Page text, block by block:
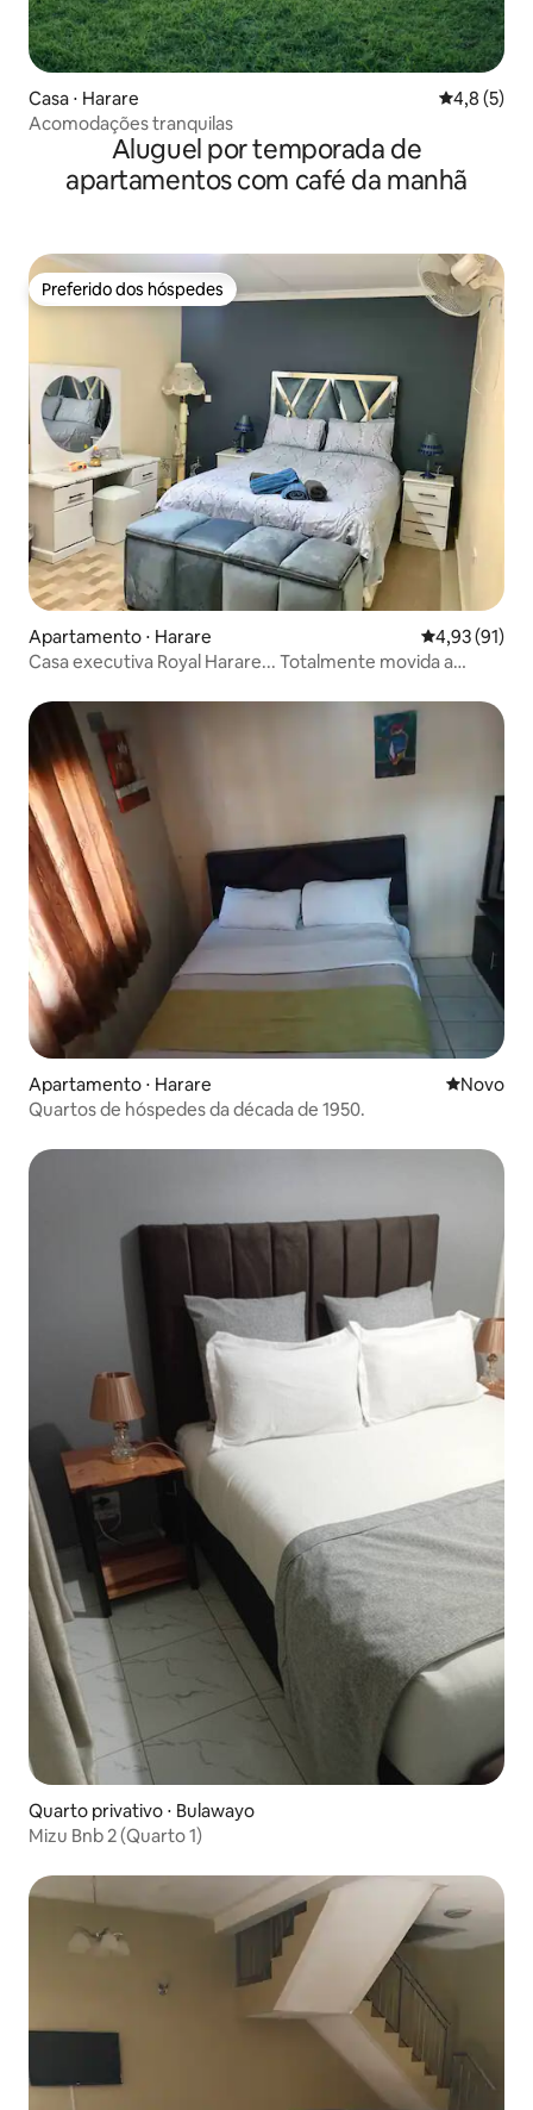
Casa ⋅ Harare 4,8 de
4,8 (5)
Acomodações tranquilas
Aluguel por temporada de
apartamentos com café da manhã
Preferido dos hóspedes
Preferido dos hóspedes
Apartamento ⋅ Harare 4,93 de uma
4,93 (91)
Casa executiva Royal Harare... Totalmente movida a
Apartamento ⋅ Harare Novo
Novo
Quartos de hóspedes da década de 1950.
Quarto privativo ⋅ Bulawayo
Mizu Bnb 2 (Quarto 1)